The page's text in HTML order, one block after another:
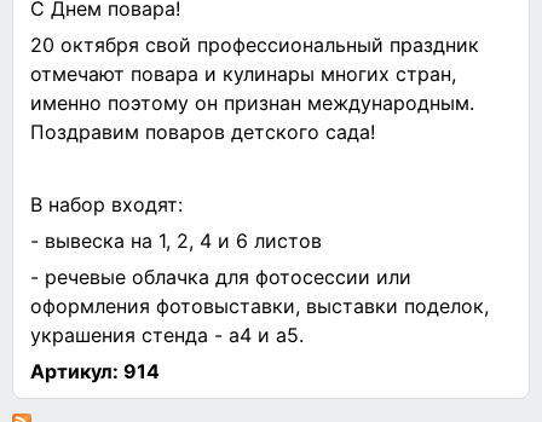
С Днем повара!
20 октября свой профессиональный праздник
отмечают повара и кулинары многих стран,
именно поэтому он признан международным.
Поздравим поваров детского сада!
В набор входят:
- вывеска на 1, 2, 4 и 6 листов
- речевые облачка для фотосессии или
оформления фотовыставки, выставки поделок,
украшения стенда - а4 и а5.
Артикул: 914